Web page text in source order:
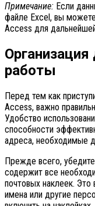
Примечание: Если
файле Excel, вы
Access для
работы
Перед тем как
Access, важно
Удобство
способности
адреса, необходимые
Прежде всего,
содержит все
почтовых наклеек. Это
имена или другие